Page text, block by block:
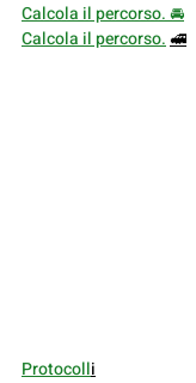
Calcola il percorso. 🚘
Calcola il percorso.🚅
Protocolli